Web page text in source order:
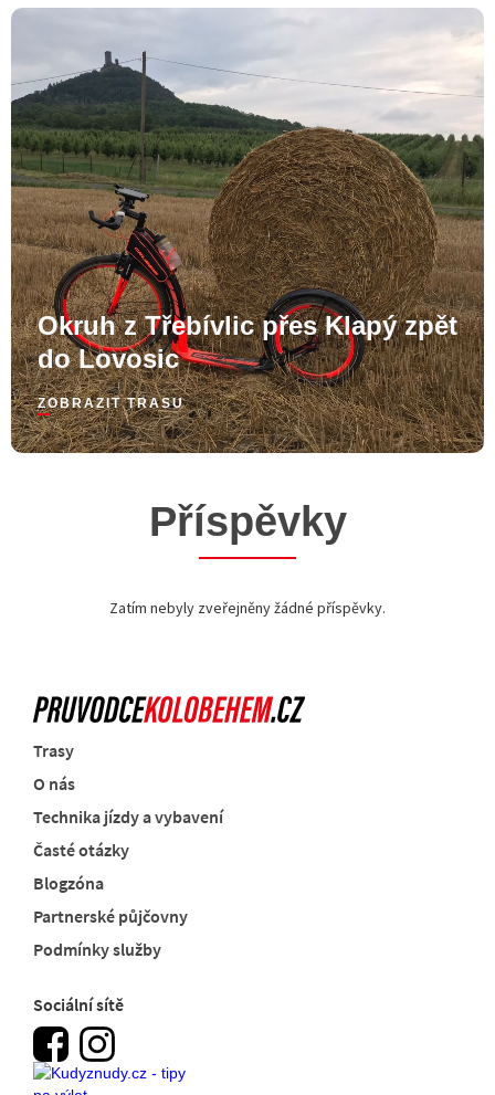
Okruh z Třebívlic přes Klapý zpět
do Lovosic
ZOBRAZIT TRASU
Příspěvky
Zatím nebyly zveřejněny žádné příspěvky.
Trasy
O nás
Technika jízdy a vybavení
Časté otázky
Blogzóna
Partnerské půjčovny
Podmínky služby
Sociální sítě